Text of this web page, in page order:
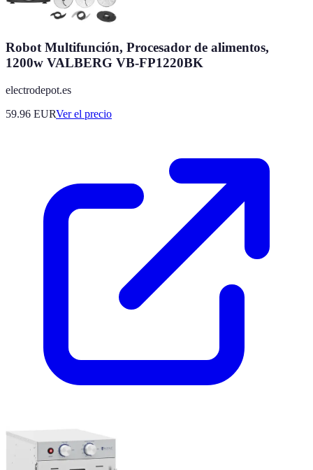
Robot Multifunción, Procesador de alimentos,
1200w VALBERG VB-FP1220BK
electrodepot.es
59.96 EURVer el precio